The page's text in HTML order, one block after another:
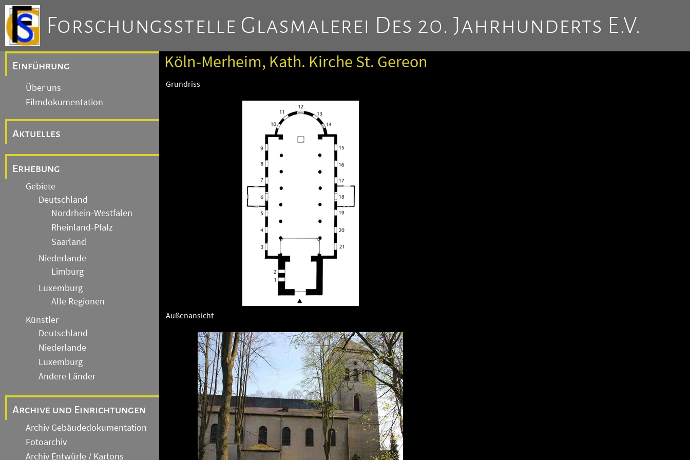
Forschungsstelle Glasmalerei Des 20. Jahrhunderts E.V.
Einführung
Über uns
Filmdokumentation
Aktuelles
Erhebung
Gebiete
Deutschland
Nordrhein-Westfalen
Rheinland-Pfalz
Saarland
Niederlande
Limburg
Luxemburg
Alle Regionen
Künstler
Deutschland
Niederlande
Luxemburg
Andere Länder
Archive und Einrichtungen
Archiv Gebäudedokumentation
Fotoarchiv
Archiv Entwürfe / Kartons
Köln-Merheim, Kath. Kirche St. Gereon
Grundriss
Außenansicht